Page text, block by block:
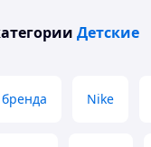
Детские
Nike